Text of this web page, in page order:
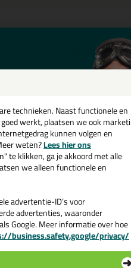
Specificaties
Sikkens
in Sikkens F9.06.81 vandaag
kenmerken van dit product?Lees
technieken. Naast functionele en
werkt, plaatsen we ook
kunnen volgen en
weten?Lees hier ons
te klikken, ga je akkoord met alle
we alleen functionele en
advertentie-ID’s voor
advertenties, waaronder
Google. Meer informatie over hoe
business.safety.google/privacy/